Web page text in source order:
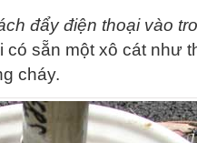
đẩy điện thoại vào
có sẵn một xô cát như
cháy.